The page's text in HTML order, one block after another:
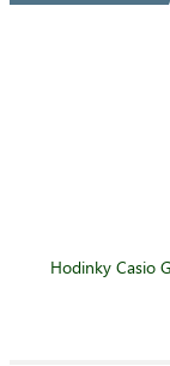
Hodinky Casio